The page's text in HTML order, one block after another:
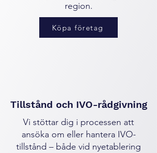
region.
Köpa företag
Tillstånd och IVO-rådgivning
Vi stöttar dig i processen att
ansöka om eller hantera IVO-
tillstånd – både vid nyetablering